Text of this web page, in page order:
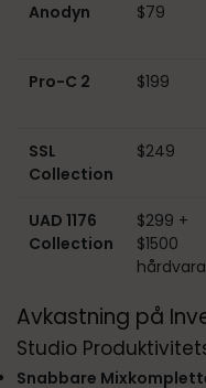
Anodyn $79
Pro-C 2 $199
SSL
Collection
$249
UAD 1176
Collection
$299 +
$1500
hårdvara
Avkastning på
Studio
Snabbare